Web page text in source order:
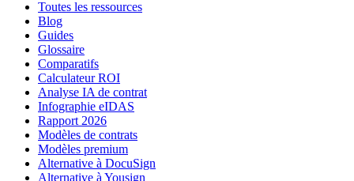
Toutes les ressources
Blog
Guides
Glossaire
Comparatifs
Calculateur ROI
Analyse IA de contrat
Infographie eIDAS
Rapport 2026
Modèles de contrats
Modèles premium
Alternative à DocuSign
Alternative à Yousign